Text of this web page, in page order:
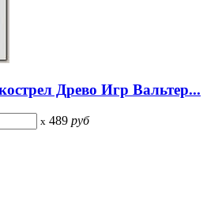
Древо Игр Вальтер...
x 489 руб